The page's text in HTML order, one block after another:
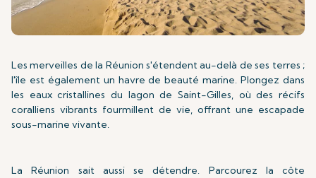
Les merveilles de la Réunion s'étendent au-delà de ses terres ;
l'île est également un havre de beauté marine. Plongez dans
les eaux cristallines du lagon de Saint-Gilles, où des récifs
coralliens vibrants fourmillent de vie, offrant une escapade
sous-marine vivante.
La Réunion sait aussi se détendre. Parcourez la côte